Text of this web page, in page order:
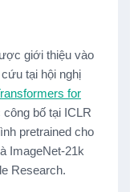
giới thiệu vào
tại hội nghị
for
bố tại ICLR
pretrained cho
ImageNet-21k
Research.